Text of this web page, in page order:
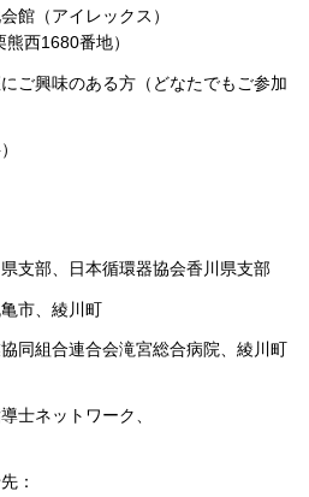
館（アイレックス）
西1680番地）
ご興味のある方（どなたでもご参加
支部、日本循環器協会香川県支部
市、綾川町
同組合連合会滝宮総合病院、綾川町
士ネットワーク、
：